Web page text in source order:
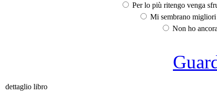
Per lo più ritengo venga
Mi sembrano
Non ho
dettaglio libro